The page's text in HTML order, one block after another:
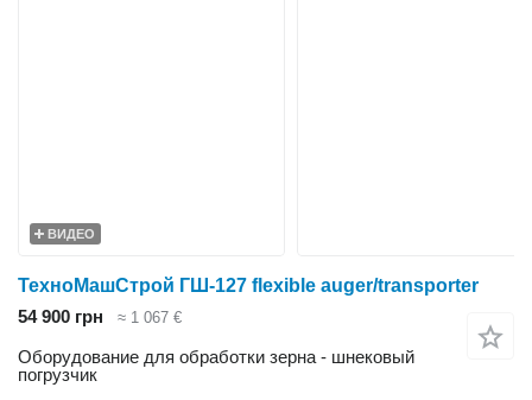
ВИДЕО
ТехноМашСтрой ГШ-127 flexible auger/transporter
54 900 грн
≈ 1 067 €
Оборудование для обработки зерна - шнековый
погрузчик